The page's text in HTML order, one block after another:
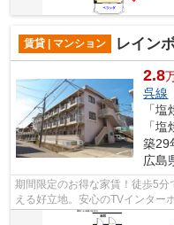
賃貸 | マンション レイン
2.8
呉線
「
「
築29
広島
期間限定のお得な家賃！徒歩5
える好立地。安心のTVインター
ば、充実した日々が過ごせます。